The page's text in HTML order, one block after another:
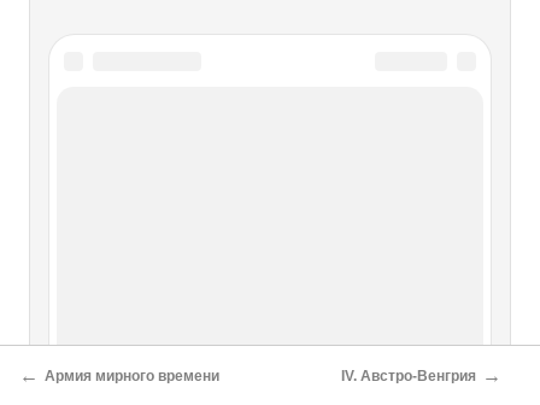
пошли разговоры, что
← Армия мирного времени IV. Австро-Венгрия →